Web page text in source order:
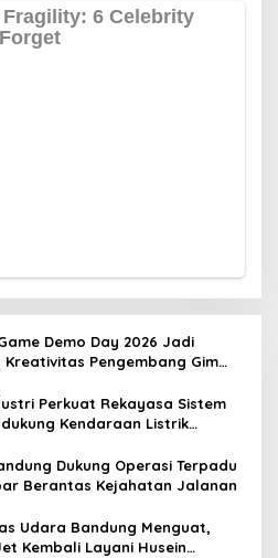
Demo Day 2026 Jadi
Kreativitas Pengembang Gim
Perkuat Rekayasa Sistem
Kendaraan Listrik
Dukung Operasi Terpadu
Berantas Kejahatan Jalanan
Udara Bandung Menguat,
Kembali Layani Husein